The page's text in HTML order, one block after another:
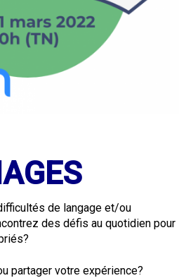
de langage et/ou
des défis au quotidien pour
partager votre expérience?